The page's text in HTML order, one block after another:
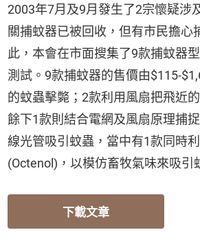
2003年7月及9月發生了2宗懷疑涉
關捕蚊器已被回收，但有市民擔心
此，本會在市面搜集了9款捕蚊器
測試。9款捕蚊器的售價由$115-
的蚊蟲擊斃；2款利用風扇把飛近
餘下1款則結合電網及風扇原理捕
線光管吸引蚊蟲，當中有1款同時
(Octenol)，以模仿畜牧氣味來吸引
下載文章